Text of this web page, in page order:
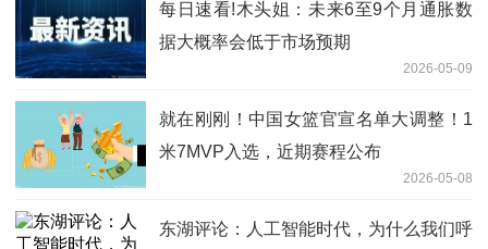
每日速看!木头姐：未来6至9个月通胀数
据大概率会低于市场预期
2026-05-09
就在刚刚！中国女篮官宣名单大调整！1
米7MVP入选，近期赛程公布
2026-05-08
东湖评论：人工智能时代，为什么我们呼